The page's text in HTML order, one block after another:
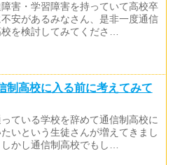
害・学習障害を持っていて高校卒
安があるみなさん、是非一度通信
を検討してみてくださ…
制高校に入る前に考えてみて
ている学校を辞めて通信制高校に
いという生徒さんが増えてきまし
かし通信制高校でもし…